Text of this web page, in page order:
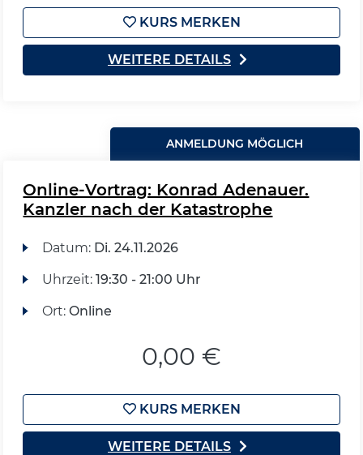
KURS MERKEN
WEITERE DETAILS
ANMELDUNG MÖGLICH
Online-Vortrag: Konrad Adenauer.
Kanzler nach der Katastrophe
Datum: Di. 24.11.2026
Uhrzeit: 19:30 - 21:00 Uhr
Ort: Online
0,00 €
KURS MERKEN
WEITERE DETAILS